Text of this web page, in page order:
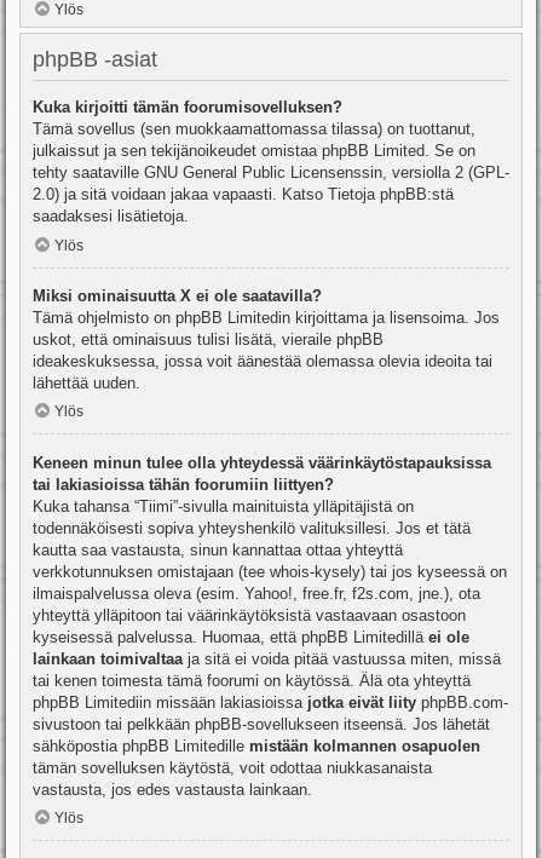
Ylös
phpBB -asiat
Kuka kirjoitti tämän foorumisovelluksen?
Tämä sovellus (sen muokkaamattomassa tilassa) on tuottanut,
julkaissut ja sen tekijänoikeudet omistaa phpBB Limited. Se on
tehty saataville GNU General Public Licensenssin, versiolla 2 (GPL-
2.0) ja sitä voidaan jakaa vapaasti. Katso Tietoja phpBB:stä
saadaksesi lisätietoja.
Ylös
Miksi ominaisuutta X ei ole saatavilla?
Tämä ohjelmisto on phpBB Limitedin kirjoittama ja lisensoima. Jos
uskot, että ominaisuus tulisi lisätä, vieraile phpBB
ideakeskuksessa , jossa voit äänestää olemassa olevia ideoita tai
lähettää uuden.
Ylös
Keneen minun tulee olla yhteydessä väärinkäytöstapauksissa
tai lakiasioissa tähän foorumiin liittyen?
Kuka tahansa “Tiimi”-sivulla mainituista ylläpitäjistä on
todennäköisesti sopiva yhteyshenkilö valituksillesi. Jos et tätä
kautta saa vastausta, sinun kannattaa ottaa yhteyttä
verkkotunnuksen omistajaan (tee whois-kysely) tai jos kyseessä on
ilmaispalvelussa oleva (esim. Yahoo!, free.fr, f2s.com, jne.), ota
yhteyttä ylläpitoon tai väärinkäytöksistä vastaavaan osastoon
kyseisessä palvelussa. Huomaa, että phpBB Limitedillä ei ole
lainkaan toimivaltaa ja sitä ei voida pitää vastuussa miten, missä
tai kenen toimesta tämä foorumi on käytössä. Älä ota yhteyttä
phpBB Limitediin missään lakiasioissa jotka eivät liity phpBB.com-
sivustoon tai pelkkään phpBB-sovellukseen itseensä. Jos lähetät
sähköpostia phpBB Limitedille mistään kolmannen osapuolen
tämän sovelluksen käytöstä, voit odottaa niukkasanaista
vastausta, jos edes vastausta lainkaan.
Ylös